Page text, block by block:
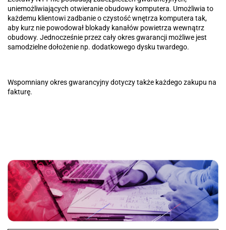
uniemożliwiających otwieranie obudowy komputera. Umożliwia to
każdemu klientowi zadbanie o czystość wnętrza komputera tak,
aby kurz nie powodował blokady kanałów powietrza wewnątrz
obudowy. Jednocześnie przez cały okres gwarancji możliwe jest
samodzielne dołożenie np. dodatkowego dysku twardego.
Wspomniany okres gwarancyjny dotyczy także każdego zakupu na
fakturę.